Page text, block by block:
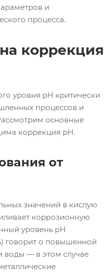
и
процесса.
коррекция
уровня pH критически
процессов и
основные
коррекция pH.
от
значений в кислую
коррозионную
уровень pH
говорит о повышенной
воды — в этом случае